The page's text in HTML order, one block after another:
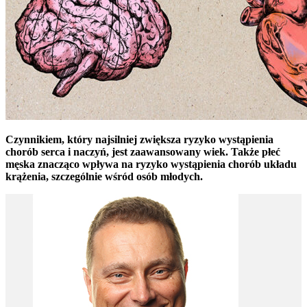
Czynnikiem, który najsilniej zwiększa ryzyko wystąpienia
chorób serca i naczyń, jest zaawansowany wiek. Także płeć
męska znacząco wpływa na ryzyko wystąpienia chorób układu
krążenia, szczególnie wśród osób młodych.